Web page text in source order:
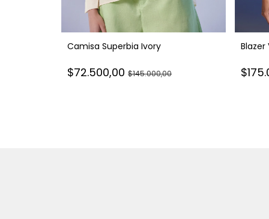
Camisa Superbia Ivory
$72.500,00 $145.000,00
Blazer